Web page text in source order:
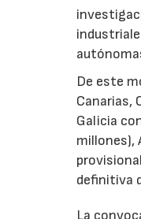
De este
Canarias,
Galicia
millones),
definitiva